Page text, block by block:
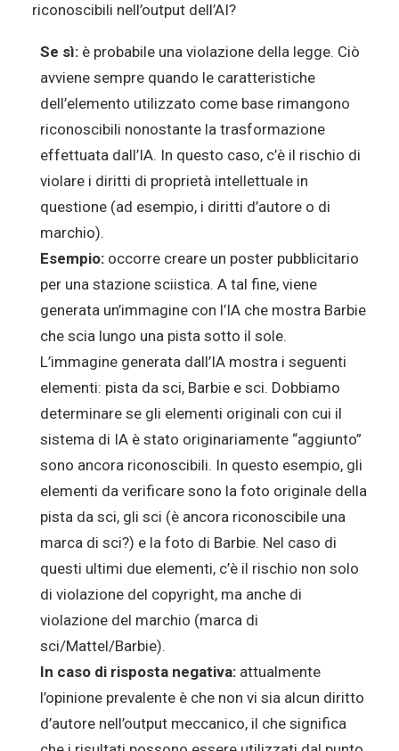
riconoscibili nell’output dell’AI?
Se sì: è probabile una violazione della legge. Ciò
avviene sempre quando le caratteristiche
dell’elemento utilizzato come base rimangono
riconoscibili nonostante la trasformazione
effettuata dall’IA. In questo caso, c’è il rischio di
violare i diritti di proprietà intellettuale in
questione (ad esempio, i diritti d’autore o di
marchio).
Esempio: occorre creare un poster pubblicitario
per una stazione sciistica. A tal fine, viene
generata un’immagine con l’IA che mostra Barbie
che scia lungo una pista sotto il sole.
L’immagine generata dall’IA mostra i seguenti
elementi: pista da sci, Barbie e sci. Dobbiamo
determinare se gli elementi originali con cui il
sistema di IA è stato originariamente “aggiunto”
sono ancora riconoscibili. In questo esempio, gli
elementi da verificare sono la foto originale della
pista da sci, gli sci (è ancora riconoscibile una
marca di sci?) e la foto di Barbie. Nel caso di
questi ultimi due elementi, c’è il rischio non solo
di violazione del copyright, ma anche di
violazione del marchio (marca di
sci/Mattel/Barbie).
In caso di risposta negativa: attualmente
l’opinione prevalente è che non vi sia alcun diritto
d’autore nell’output meccanico, il che significa